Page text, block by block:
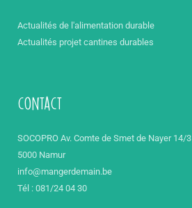
Actualités de l'alimentation durable
Actualités projet cantines durables
contact
SOCOPRO Av. Comte de Smet de Nayer 14/3
5000 Namur
info@mangerdemain.be
Tél : 081/24 04 30